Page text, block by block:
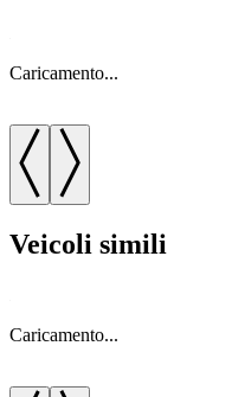
Caricamento...
Veicoli simili
Caricamento...